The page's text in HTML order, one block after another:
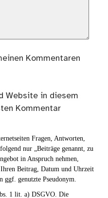
Kommentaren
Website in diesem
Kommentar
Fragen, Antworten,
nur „Beiträge genannt, zu
in Anspruch nehmen,
Beitrag, Datum und Uhrzeit
ggf. genutzte Pseudonym.
1 lit. a) DSGVO. Die